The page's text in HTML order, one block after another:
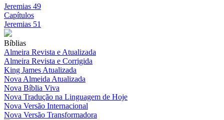
Jeremias 49
Capítulos
Jeremias 51
Bíblias
Almeira Revista e Atualizada
Almeira Revista e Corrigida
King James Atualizada
Nova Almeida Atualizada
Nova Bíblia Viva
Nova Tradução na Linguagem de Hoje
Nova Versão Internacional
Nova Versão Transformadora